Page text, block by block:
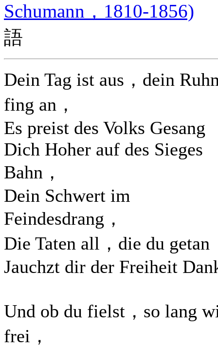
Schumann，1810-1856)
語
Dein Tag ist aus，dein
fing an，
Es preist des Volks Gesang
Dich Hoher auf des Sieges
Bahn，
Dein Schwert im
Feindesdrang，
Die Taten all，die du getan
Jauchzt dir der Freiheit
Und ob du fielst，so lang
frei，